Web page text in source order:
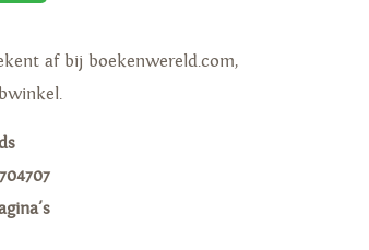
af bij boekenwereld.com,